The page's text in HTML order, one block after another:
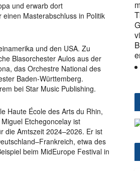
und erwarb dort
Masterabschluss in Politik
und den USA. Zu
Blasorchester Aulos aus der
das Orchestre National des
Baden-Württemberg.
bei Star Music Publishing.
Haute École des Arts du Rhin,
Etchegoncelay ist
die Amtszeit 2024–2026. Er ist
etwa des
beim MidEurope Festival in